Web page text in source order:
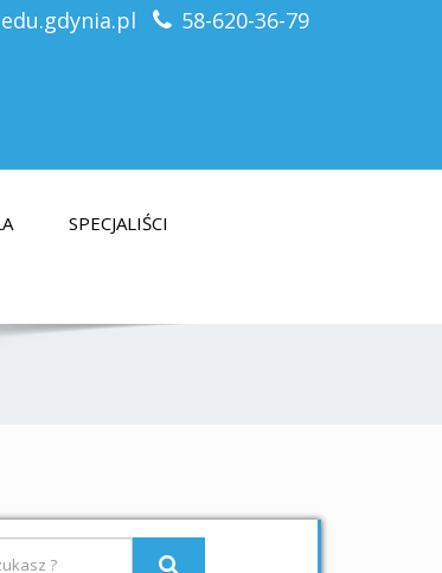
58-620-36-79
SPECJALIŚCI